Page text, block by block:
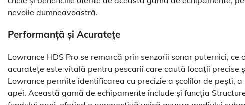
nevoile dumneavoastră.
Performanță și Acuratețe
Lowrance HDS Pro se remarcă prin senzorii sonar puternici,
acuratețe este vitală pentru pescarii care caută locații precise
Lowrance permite identificarea cu precizie a școlilor de pești,
apei. Această gamă de echipamente include și funcția